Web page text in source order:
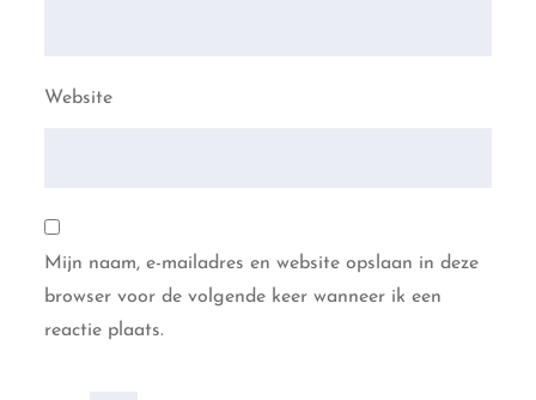
Website
Mijn naam, e-mailadres en website opslaan in deze
browser voor de volgende keer wanneer ik een
reactie plaats.